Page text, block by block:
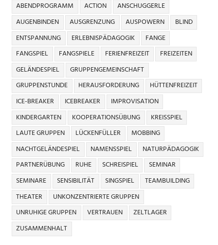
ABENDPROGRAMM ACTION
ANSCHUGGERLE
AUGENBINDEN
AUSGRENZUNG AUSPOWERN
BLIND
ENTSPANNUNG
ERLEBNISPÄDAGOGIK
FANGE
FANGSPIEL
FANGSPIELE FERIENFREIZEIT
FREIZEITEN
GELÄNDESPIEL
GRUPPENGEMEINSCHAFT
GRUPPENSTUNDE
HERAUSFORDERUNG
HÜTTENFREIZEIT
ICE-BREAKER
ICEBREAKER
IMPROVISATION
KINDERGARTEN
KOOPERATIONSÜBUNG
KREISSPIEL
LAUTE GRUPPEN
LÜCKENFÜLLER
MOBBING
NACHTGELÄNDESPIEL
NAMENSSPIEL
NATURPÄDAGOGIK
PARTNERÜBUNG
RUHE SCHREISPIEL
SEMINAR
SEMINARE
SENSIBILITÄT SINGSPIEL
TEAMBUILDING
THEATER
UNKONZENTRIERTE GRUPPEN
UNRUHIGE GRUPPEN
VERTRAUEN
ZELTLAGER
ZUSAMMENHALT